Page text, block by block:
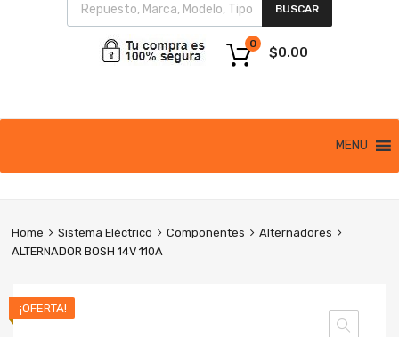
BUSCAR
$0.00
0
MENU
Home Sistema Eléctrico Componentes
Alternadores
ALTERNADOR BOSH 14V 110A
¡OFERTA!